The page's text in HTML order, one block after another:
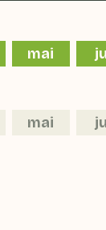
mai
mai